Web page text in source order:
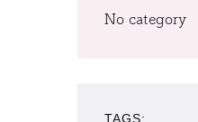
No category
TAGS: